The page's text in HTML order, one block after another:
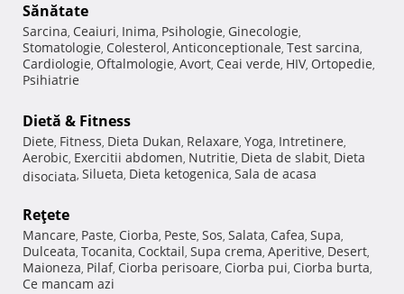
Sănătate
Sarcina, Ceaiuri, Inima, Psihologie, Ginecologie,
Stomatologie, Colesterol, Anticonceptionale, Test sarcina,
Cardiologie, Oftalmologie, Avort, Ceai verde, HIV, Ortopedie,
Psihiatrie
Dietă & Fitness
Diete, Fitness, Dieta Dukan, Relaxare, Yoga, Intretinere,
Aerobic, Exercitii abdomen, Nutritie, Dieta de slabit, Dieta
disociata, Silueta, Dieta ketogenica, Sala de acasa
Reţete
Mancare, Paste, Ciorba, Peste, Sos, Salata, Cafea, Supa,
Dulceata, Tocanita, Cocktail, Supa crema, Aperitive, Desert,
Maioneza, Pilaf, Ciorba perisoare, Ciorba pui, Ciorba burta,
Ce mancam azi